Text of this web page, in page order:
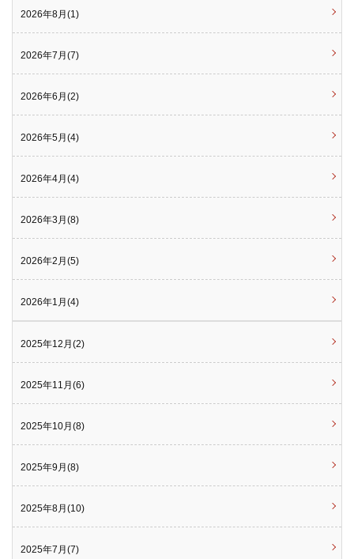
2026年8月(1)
2026年7月(7)
2026年6月(2)
2026年5月(4)
2026年4月(4)
2026年3月(8)
2026年2月(5)
2026年1月(4)
2025年12月(2)
2025年11月(6)
2025年10月(8)
2025年9月(8)
2025年8月(10)
2025年7月(7)